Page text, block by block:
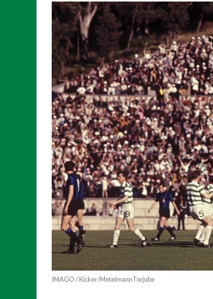
IMAGO / Kicker/MetelmannTorjube